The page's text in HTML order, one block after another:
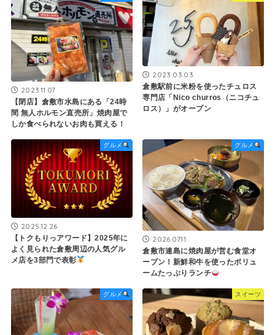
2023.11.07
【閉店】倉敷市水島にある「24時
間 無人ホルモン直売所」焼肉屋で
しか食べられないお肉も買える！
2023.03.03
倉敷駅前に米粉を使ったチュロス
専門店「Nico churros（ニコチュ
ロス）」がオープン
グルメ
2025.12.26
【トクもりっアワード】2025年に
よく見られた倉敷周辺の人気グル
メ店を3部門で表彰
グルメ
2026.07.11
倉敷市連島に焼肉屋が営む食堂オ
ープン！新鮮和牛を使ったボリュ
ームたっぷりランチ
グルメ スイーツ